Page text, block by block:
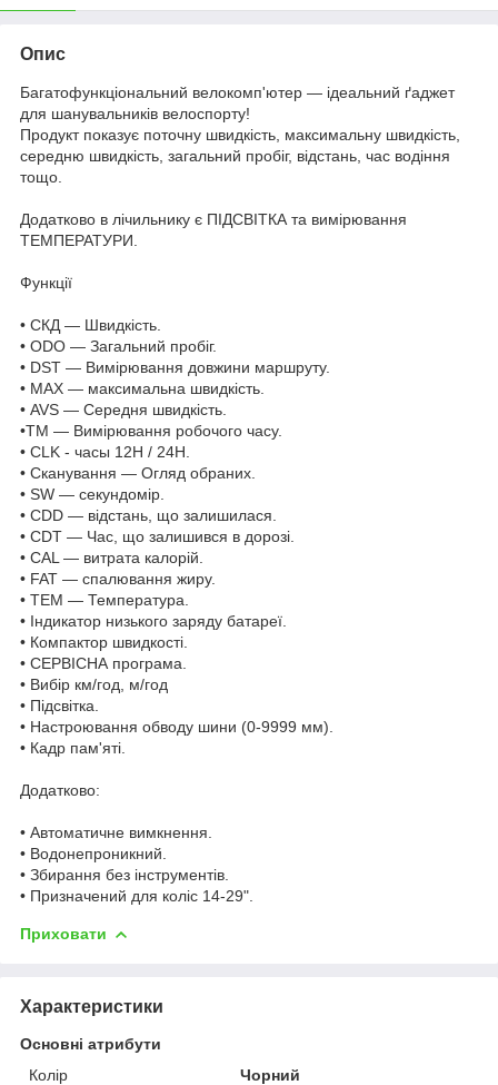
Опис
Багатофункціональний велокомп'ютер — ідеальний ґаджет
для шанувальників велоспорту!
Продукт показує поточну швидкість, максимальну швидкість,
середню швидкість, загальний пробіг, відстань, час водіння
тощо.
Додатково в лічильнику є ПІДСВІТКА та вимірювання
ТЕМПЕРАТУРИ.
Функції
• СКД — Швидкість.
• ODO — Загальний пробіг.
• DST — Вимірювання довжини маршруту.
• MAX — максимальна швидкість.
• AVS — Середня швидкість.
•TM — Вимірювання робочого часу.
• CLK - часы 12H / 24H.
• Сканування — Огляд обраних.
• SW — секундомір.
• CDD — відстань, що залишилася.
• CDT — Час, що залишився в дорозі.
• CAL — витрата калорій.
• FAT — спалювання жиру.
• ТЕМ — Температура.
• Індикатор низького заряду батареї.
• Компактор швидкості.
• СЕРВІСНА програма.
• Вибір км/год, м/год
• Підсвітка.
• Настроювання обводу шини (0-9999 мм).
• Кадр пам'яті.
Додатково:
• Автоматичне вимкнення.
• Водонепроникний.
• Збирання без інструментів.
• Призначений для коліс 14-29".
Приховати
Характеристики
Основні атрибути
Колір
Чорний